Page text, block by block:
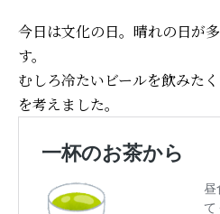
今日は文化の日。晴れの日が
す。
むしろ冷たいビールを飲みた
を考えました。